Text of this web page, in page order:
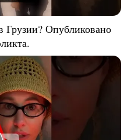
Грузии? Опубликовано